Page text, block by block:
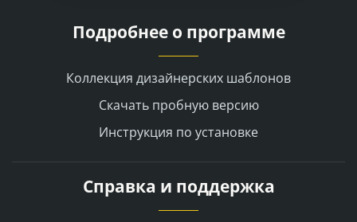
Подробнее о программе
Коллекция дизайнерских шаблонов
Скачать пробную версию
Инструкция по установке
Справка и поддержка